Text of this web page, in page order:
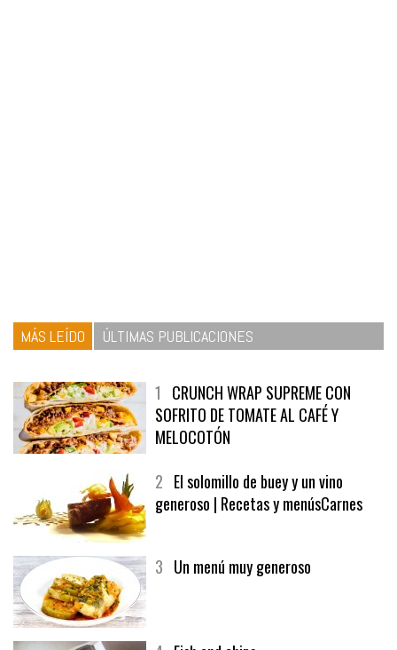
1CRUNCH WRAP SUPREME CON
SOFRITO DE TOMATE AL CAFÉ Y
MELOCOTÓN
2El solomillo de buey y un vino